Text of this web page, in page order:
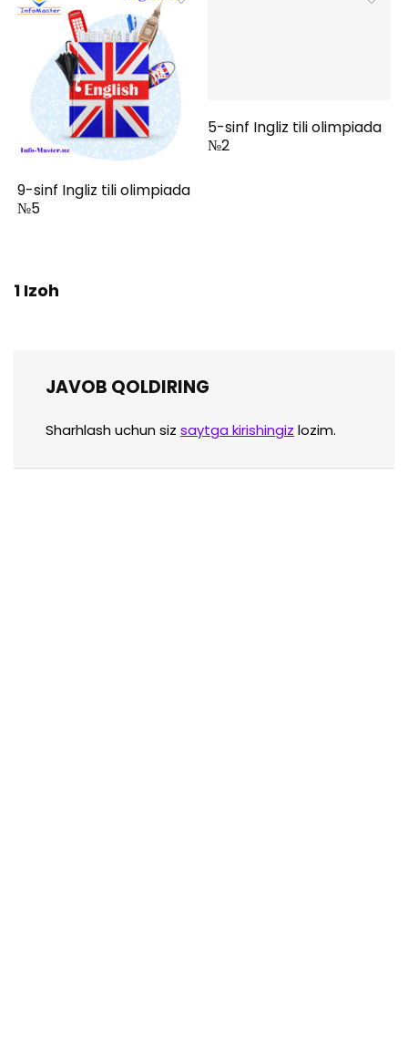
9-sinf Ingliz tili olimpiada
№5
5-sinf Ingliz tili olimpiada
№2
1 Izoh
JAVOB QOLDIRING
Sharhlash uchun siz saytga kirishingiz lozim.